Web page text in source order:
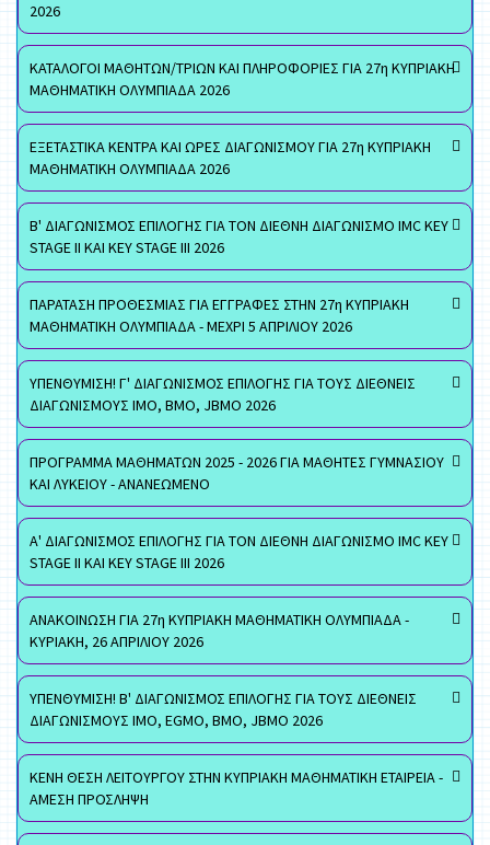
2026
ΚΑΤΑΛΟΓΟΙ ΜΑΘΗΤΩΝ/ΤΡΙΩΝ ΚΑΙ ΠΛΗΡΟΦΟΡΙΕΣ ΓΙΑ 27η ΚΥΠΡΙΑΚΗ
ΜΑΘΗΜΑΤΙΚΗ ΟΛΥΜΠΙΑΔΑ 2026
ΕΞΕΤΑΣΤΙΚΑ ΚΕΝΤΡΑ ΚΑΙ ΩΡΕΣ ΔΙΑΓΩΝΙΣΜΟΥ ΓΙΑ 27η ΚΥΠΡΙΑΚΗ
ΜΑΘΗΜΑΤΙΚΗ ΟΛΥΜΠΙΑΔΑ 2026
Β' ΔΙΑΓΩΝΙΣΜΟΣ ΕΠΙΛΟΓΗΣ ΓΙΑ ΤΟΝ ΔΙΕΘΝΗ ΔΙΑΓΩΝΙΣΜΟ IMC KEY
STAGE II ΚΑΙ KEY STAGE III 2026
ΠΑΡΑΤΑΣΗ ΠΡΟΘΕΣΜΙΑΣ ΓΙΑ ΕΓΓΡΑΦΕΣ ΣΤΗΝ 27η ΚΥΠΡΙΑΚΗ
ΜΑΘΗΜΑΤΙΚΗ ΟΛΥΜΠΙΑΔΑ - ΜΕΧΡΙ 5 ΑΠΡΙΛΙΟΥ 2026
ΥΠΕΝΘΥΜΙΣΗ! Γ' ΔΙΑΓΩΝΙΣΜΟΣ ΕΠΙΛΟΓΗΣ ΓΙΑ ΤΟΥΣ ΔΙΕΘΝΕΙΣ
ΔΙΑΓΩΝΙΣΜΟΥΣ ΙΜΟ, ΒΜΟ, JBMO 2026
ΠΡΟΓΡΑΜΜΑ ΜΑΘΗΜΑΤΩΝ 2025 - 2026 ΓΙΑ ΜΑΘΗΤΕΣ ΓΥΜΝΑΣΙΟΥ
ΚΑΙ ΛΥΚΕΙΟΥ - ΑΝΑΝΕΩΜΕΝΟ
Α' ΔΙΑΓΩΝΙΣΜΟΣ ΕΠΙΛΟΓΗΣ ΓΙΑ ΤΟΝ ΔΙΕΘΝΗ ΔΙΑΓΩΝΙΣΜΟ IMC KEY
STAGE II ΚΑΙ KEY STAGE III 2026
ΑΝΑΚΟΙΝΩΣΗ ΓΙΑ 27η ΚΥΠΡΙΑΚΗ ΜΑΘΗΜΑΤΙΚΗ ΟΛΥΜΠΙΑΔΑ -
ΚΥΡΙΑΚΗ, 26 ΑΠΡΙΛΙΟΥ 2026
ΥΠΕΝΘΥΜΙΣΗ! Β' ΔΙΑΓΩΝΙΣΜΟΣ ΕΠΙΛΟΓΗΣ ΓΙΑ ΤΟΥΣ ΔΙΕΘΝΕΙΣ
ΔΙΑΓΩΝΙΣΜΟΥΣ ΙΜΟ, EGMO, ΒΜΟ, JBMO 2026
ΚΕΝΗ ΘΕΣΗ ΛΕΙΤΟΥΡΓΟΥ ΣΤΗΝ ΚΥΠΡΙΑΚΗ ΜΑΘΗΜΑΤΙΚΗ ΕΤΑΙΡΕΙΑ -
ΑΜΕΣΗ ΠΡΟΣΛΗΨΗ